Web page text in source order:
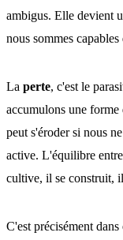
ambigus. Elle devient
nous sommes
La perte, c'est le
accumulons une
peut s'éroder si nous
active. L'équilibre
cultive, il se construit,
C'est précisément